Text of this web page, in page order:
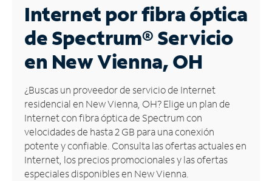
Business
Contáctanos
Inglés
Administrar
cuenta
Encuentra
una
tienda
Internet por fibra óptica
de Spectrum®Servicio
en New Vienna, OH
¿Buscas un proveedor de servicio de Internet
residencial en New Vienna, OH? Elige un plan de
Internet con fibra óptica de Spectrum con
velocidades de hasta 2 GB para una conexión
potente y confiable. Consulta las ofertas actuales en
Internet, los precios promocionales y las ofertas
especiales disponibles en New Vienna.